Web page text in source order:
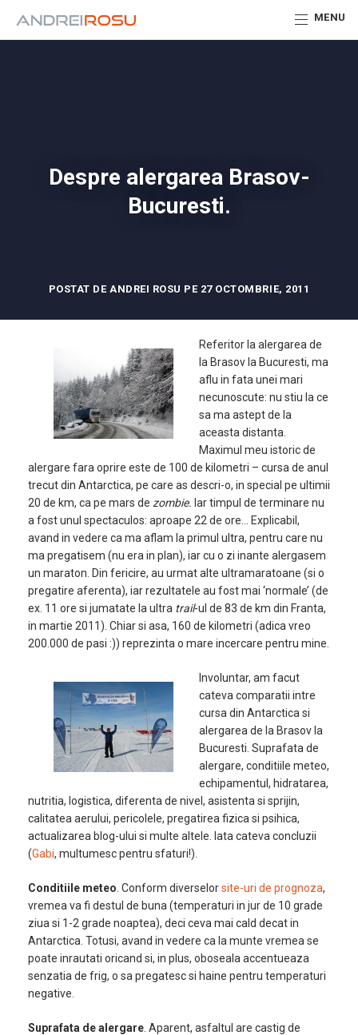
MENU
Despre alergarea Brasov-
Bucuresti.
POSTAT DE ANDREI ROSU PE 27 OCTOMBRIE, 2011
Referitor la alergarea de
la Brasov la Bucuresti, ma
aflu in fata unei mari
necunoscute: nu stiu la ce
sa ma astept de la
aceasta distanta.
Maximul meu istoric de
alergare fara oprire este de 100 de kilometri – cursa de anul
trecut din Antarctica, pe care as descri-o, in special pe ultimii
20 de km, ca pe mars de zombie. Iar timpul de terminare nu
a fost unul spectaculos: aproape 22 de ore… Explicabil,
avand in vedere ca ma aflam la primul ultra, pentru care nu
ma pregatisem (nu era in plan), iar cu o zi inante alergasem
un maraton. Din fericire, au urmat alte ultramaratoane (si o
pregatire aferenta), iar rezultatele au fost mai ‘normale’ (de
ex. 11 ore si jumatate la ultra trail-ul de 83 de km din Franta,
in martie 2011). Chiar si asa, 160 de kilometri (adica vreo
200.000 de pasi :)) reprezinta o mare incercare pentru mine.
Involuntar, am facut
cateva comparatii intre
cursa din Antarctica si
alergarea de la Brasov la
Bucuresti. Suprafata de
alergare, conditiile meteo,
echipamentul, hidratarea,
nutritia, logistica, diferenta de nivel, asistenta si sprijin,
calitatea aerului, pericolele, pregatirea fizica si psihica,
actualizarea blog-ului si multe altele. Iata cateva concluzii
(Gabi, multumesc pentru sfaturi!).
Conditiile meteo . Conform diverselorsite-uri de prognoza,
vremea va fi destul de buna (temperaturi in jur de 10 grade
ziua si 1-2 grade noaptea), deci ceva mai cald decat in
Antarctica. Totusi, avand in vedere ca la munte vremea se
poate inrautati oricand si, in plus, oboseala accentueaza
senzatia de frig, o sa pregatesc si haine pentru temperaturi
negative.
Suprafata de alergare . Aparent, asfaltul are castig de